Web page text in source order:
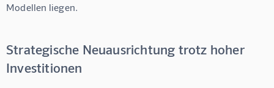
Modellen liegen.
Strategische Neuausrichtung trotz hoher
Investitionen